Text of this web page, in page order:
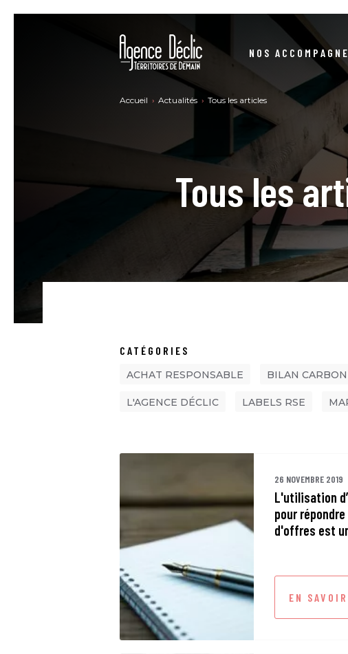
NOS
STRUCTURER VOS DÉMARCHES RSE
SE CONFORMER À LA DIRECTIVE CSRD
DEVENIR UNE ENTREPRISE À MISSION
SE FORMER RSE - MARCHÉ PUBLIC
ACHATS PUBLICS – ACHATS RESPONSABLES
NOTRE
NOTRE
NOS
Accueil Actualités Tous les articles
Tous les
CATÉGORIES
ACHAT RESPONSABLE BILAN
L'AGENCE DÉCLIC LABELS RSE
26 NOVEMBRE 2019
L'utilisation
pour
d'offres est
EN